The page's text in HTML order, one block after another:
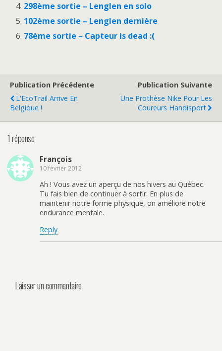
298ème sortie – Lenglen en solo
102ème sortie – Lenglen dernière
78ème sortie – Capteur is dead :(
Publication Précédente
L'EcoTrail Arrive En
Belgique !
Publication Suivante
Une Prothèse Nike Pour Les
Coureurs Handisport
1 réponse
François
10 février 2012
Ah ! Vous avez un aperçu de nos hivers au Québec.
Tu fais bien de continuer à sortir. En plus de
maintenir notre forme physique, on améliore notre
endurance mentale.
Reply
Laisser un commentaire